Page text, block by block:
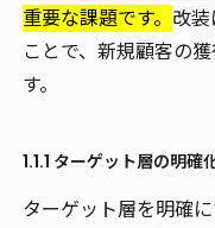
重要な課題です。 改
ことで、新規顧客の
す。
1.1.1 ターゲット層の明確
ターゲット層を明確